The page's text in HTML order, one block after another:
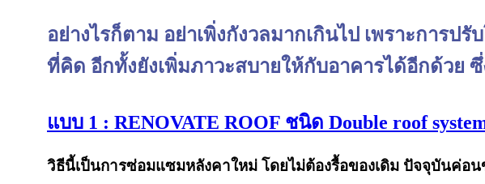
อย่างไรก็ตาม อย่าเพิ่งกังวลมากเกินไป เพราะการ
ที่คิด อีกทั้งยังเพิ่มภาวะสบายให้กับอาคารได้อีกด้วย
แบบ 1 : RENOVATE ROOF ชนิด Double roof
วิธีนี้เป็นการซ่อมแซมหลังคาใหม่ โดยไม่ต้องรื้อของเดิม ปัจจุบันค่อ